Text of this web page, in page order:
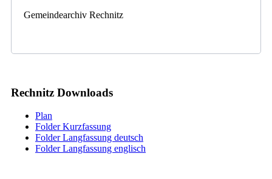
Gemeindearchiv Rechnitz
Rechnitz Downloads
Plan
Folder Kurzfassung
Folder Langfassung deutsch
Folder Langfassung englisch